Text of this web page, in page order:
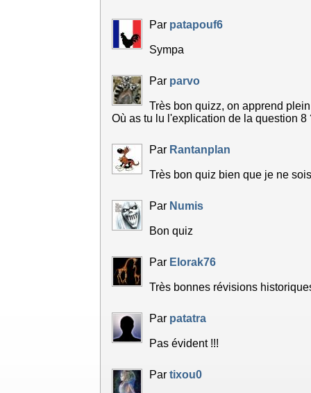
Par patapouf6
Sympa
Par parvo
Très bon quizz, on apprend
Où as tu lu l'explication de la question 8
Par Rantanplan
Très bon quiz bien que je ne
Par Numis
Bon quiz
Par Elorak76
Très bonnes révisions
Par patatra
Pas évident !!!
Par tixou0